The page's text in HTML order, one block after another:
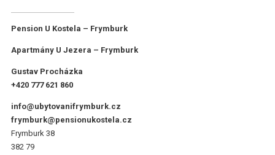
Pension U Kostela – Frymburk
Apartmány U Jezera – Frymburk
Gustav Procházka
+420 777 621 860
info@ubytovanifrymburk.cz
frymburk@pensionukostela.cz
Frymburk 38
382 79